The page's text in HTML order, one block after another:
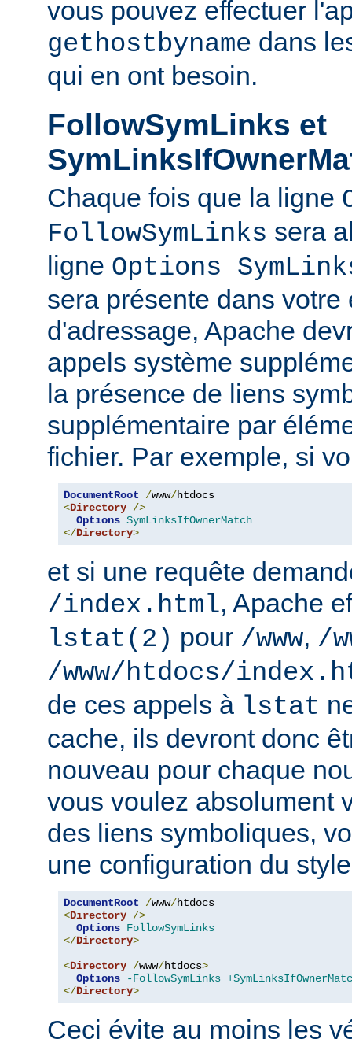
vous pouvez effectuer
gethostbyname dans
qui en ont besoin.
FollowSymLinks et
Chaque fois que la ligne
FollowSymLinks sera
ligne Options
sera présente dans votre
d'adressage, Apache
appels système
la présence de liens
supplémentaire par
fichier. Par exemple, si
DocumentRoot /www/
<Directory />
Options SymLinksIfOwnerMatch
</Directory>
et si une requête
/index.html, Apache
lstat(2) pour /www, /
/www/htdocs/
de ces appels à lstat
cache, ils devront donc
nouveau pour chaque
vous voulez absolument
des liens symboliques,
une configuration du
DocumentRoot /www/
<Directory />
Options FollowSymLinks
</Directory>
<Directory /www/htdocs>
Options
-FollowSymLinks
</Directory>
Ceci évite au moins les